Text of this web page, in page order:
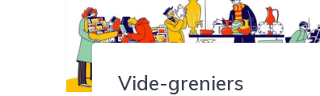
Vide-greniers